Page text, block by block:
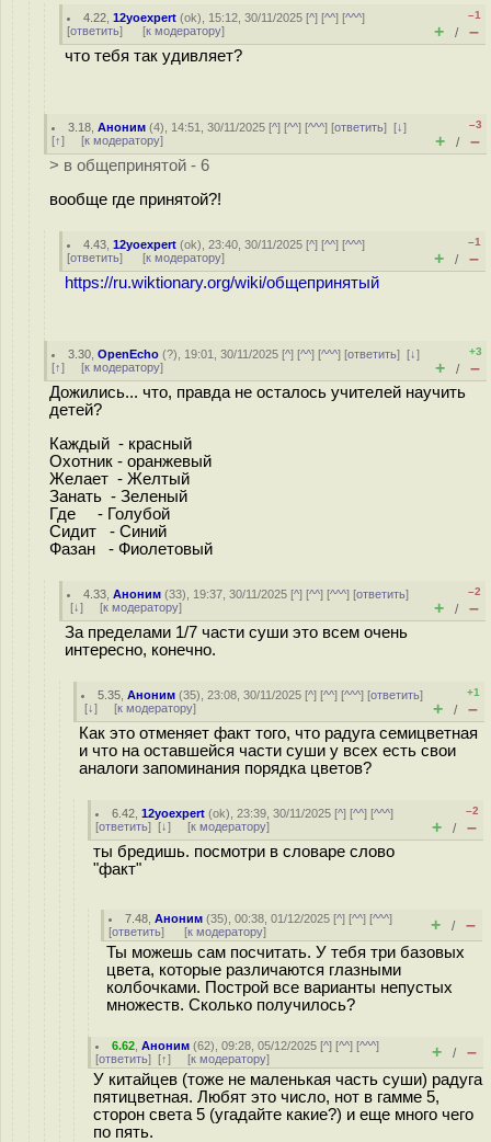
4.22 ,12yoexpert (ok), 15:12, 30/11/2025 [^] [^^] [^^^]
[ответить] [к модератору]
–1
+ / –
что тебя так удивляет?
3.18 ,Аноним (4), 14:51, 30/11/2025 [^] [^^] [^^^] [ответить][↓]
[↑] [к модератору]
–3
+ / –
> в общепринятой - 6
вообще где принятой?!
4.43 ,12yoexpert (ok), 23:40, 30/11/2025 [^] [^^] [^^^]
[ответить] [к модератору]
–1
+ / –
https://ru.wiktionary.org/wiki/общепринятый
3.30 ,OpenEcho (?), 19:01, 30/11/2025 [^] [^^] [^^^] [ответить][↓]
[↑] [к модератору]
+3
+ / –
Дожились... что, правда не осталось учителей научить
детей?
Каждый - красный
Охотник - оранжевый
Желает - Желтый
Занать - Зеленый
Где - Голубой
Сидит - Синий
Фазан - Фиолетовый
4.33 ,Аноним (33), 19:37, 30/11/2025 [^] [^^] [^^^] [ответить]
[↓] [к модератору]
–2
+ / –
За пределами 1/7 части суши это всем очень
интересно, конечно.
5.35 ,Аноним (35), 23:08, 30/11/2025 [^] [^^] [^^^] [ответить]
[↓] [к модератору]
+1
+ / –
Как это отменяет факт того, что радуга семицветная
и что на оставшейся части суши у всех есть свои
аналоги запоминания порядка цветов?
6.42 ,12yoexpert (ok), 23:39, 30/11/2025 [^] [^^] [^^^]
[ответить] [↓] [к модератору]
–2
+ / –
ты бредишь. посмотри в словаре слово
"факт"
7.48 ,Аноним (35), 00:38, 01/12/2025 [^] [^^] [^^^]
[ответить] [к модератору] + / –
Ты можешь сам посчитать. У тебя три базовых
цвета, которые различаются глазными
колбочками. Построй все варианты непустых
множеств. Сколько получилось?
6.62 ,Аноним (62), 09:28, 05/12/2025 [^] [^^] [^^^]
[ответить] [↑] [к модератору] + / –
У китайцев (тоже не маленькая часть суши) радуга
пятицветная. Любят это число, нот в гамме 5,
сторон света 5 (угадайте какие?) и еще много чего
по пять.